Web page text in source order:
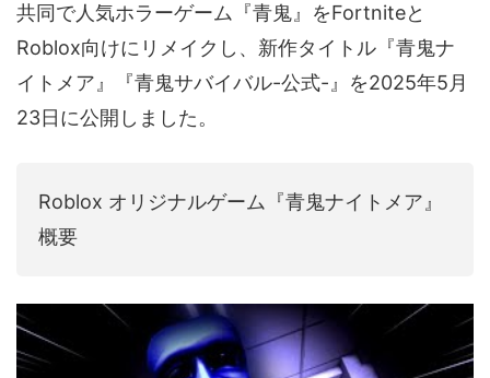
パノラマ ボカロ メタバース レポート
仮想通貨/NFT 季節 映画 東京 東雲めぐ
海外 演劇・舞台
共同で人気ホラーゲーム『青鬼』をFortniteと
Roblox向けにリメイクし、新作タイトル『青鬼ナ
イトメア』『青鬼サバイバル-公式-』を2025年5月
23日に公開しました。
Roblox オリジナルゲーム『青鬼ナイトメア』
概要